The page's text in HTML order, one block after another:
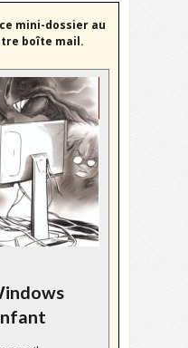
mini-dossier au
boîte mail.